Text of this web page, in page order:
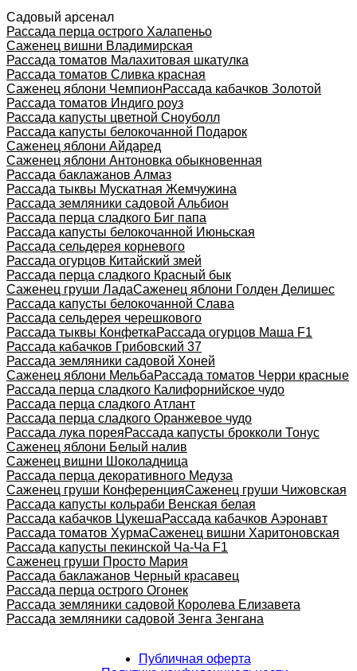
Садовый арсенал
Рассада перца острого Халапеньо
Саженец вишни Владимирская
Рассада томатов Малахитовая шкатулка
Рассада томатов Сливка красная
Саженец яблони ЧемпионРассада кабачков Золотой
Рассада томатов Индиго роуз
Рассада капусты цветной Сноуболл
Рассада капусты белокочанной Подарок
Саженец яблони Айдаред
Саженец яблони Антоновка обыкновенная
Рассада баклажанов Алмаз
Рассада тыквы Мускатная Жемчужина
Рассада земляники садовой Альбион
Рассада перца сладкого Биг папа
Рассада капусты белокочанной Июньская
Рассада сельдерея корневого
Рассада огурцов Китайский змей
Рассада перца сладкого Красный бык
Саженец груши ЛадаСаженец яблони Голден Делишес
Рассада капусты белокочанной Слава
Рассада сельдерея черешкового
Рассада тыквы КонфеткаРассада огурцов Маша F1
Рассада кабачков Грибовский 37
Рассада земляники садовой Хоней
Саженец яблони МельбаРассада томатов Черри красные
Рассада перца сладкого Калифорнийское чудо
Рассада перца сладкого Атлант
Рассада перца сладкого Оранжевое чудо
Рассада лука пореяРассада капусты брокколи Тонус
Саженец яблони Белый налив
Саженец вишни Шоколадница
Рассада перца декоративного Медуза
Саженец груши КонференцияСаженец груши Чижовская
Рассада капусты кольраби Венская белая
Рассада кабачков ЦукешаРассада кабачков Аэронавт
Рассада томатов ХурмаСаженец вишни Харитоновская
Рассада капусты пекинской Ча-Ча F1
Саженец груши Просто Мария
Рассада баклажанов Черный красавец
Рассада перца острого Огонек
Рассада земляники садовой Королева Елизавета
Рассада земляники садовой Зенга Зенгана
Публичная оферта